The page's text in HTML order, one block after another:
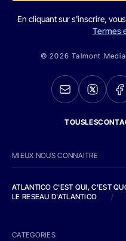
En cliquant sur s'inscrire,
Termes
© 2026 Talmont
MIEUX NOUS CONNAITRE
ATLANTICO C'EST QUI, C'EST
LE RESEAU D'ATLANTICO
/
CATEGORIES